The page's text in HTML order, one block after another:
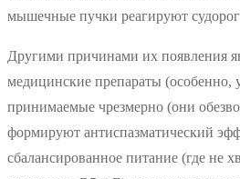
мышечные пучки реагируют
Другими причинами их появления
медицинские препараты (особенно,
принимаемые чрезмерно (они
формируют антиспазматический
сбалансированное питание (где не